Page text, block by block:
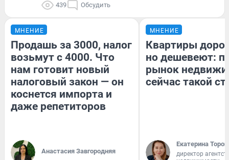
439 Обсудить
МНЕНИЕ
Продашь за 3000, налог
возьмут с 4000. Что
нам готовит новый
налоговый закон — он
коснется импорта и
даже репетиторов
Анастасия Завгородняя
МНЕНИЕ
Квартиры
но дешевеют:
рынок
сейчас такой
Екатерина
директор